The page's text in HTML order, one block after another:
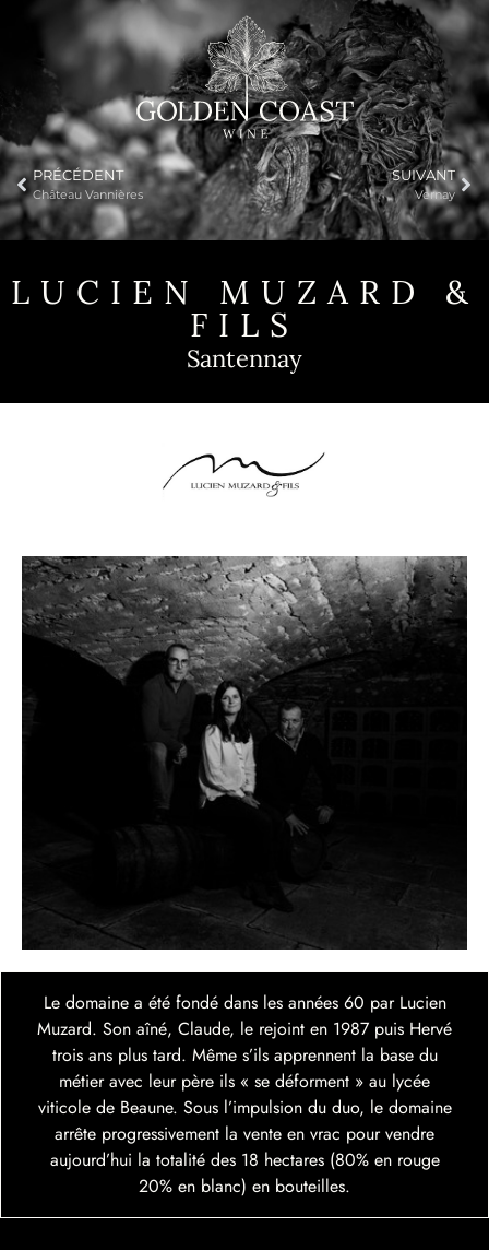
PRÉCÉDENT
Château Vannières
SUIVANT
Vernay
LUCIEN MUZARD &
FILS
Santennay
Le domaine a été fondé dans les années 60 par Lucien
Muzard. Son aîné, Claude, le rejoint en 1987 puis Hervé
trois ans plus tard. Même s’ils apprennent la base du
métier avec leur père ils « se déforment » au lycée
viticole de Beaune. Sous l’impulsion du duo, le domaine
arrête progressivement la vente en vrac pour vendre
aujourd’hui la totalité des 18 hectares (80% en rouge
20% en blanc) en bouteilles.